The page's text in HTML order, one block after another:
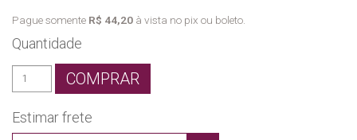
Pague somente R$ 44,20 à vista no pix ou boleto.
Quantidade
COMPRAR
Estimar frete